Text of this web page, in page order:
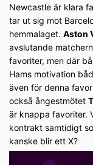
Newcastle är klara
tar ut sig mot
hemmalaget. Aston
avslutande
favoriter, men där
Hams motivation
även för denna
också ångestmötet
är knappa favoriter.
kontrakt samtidigt
kanske blir ett X?